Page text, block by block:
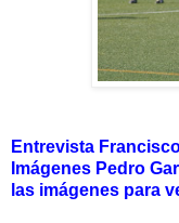
Entrevista
Imágenes Pedro
las imágenes para